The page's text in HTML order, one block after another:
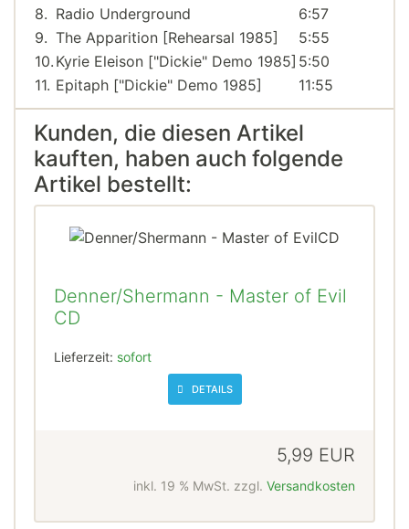
8. Radio Underground
6:57
9. The Apparition [Rehearsal 1985]
5:55
10. Kyrie Eleison ["Dickie" Demo 1985] 5:50
11. Epitaph ["Dickie" Demo 1985] 11:55
Kunden, die diesen Artikel
kauften, haben auch folgende
Artikel bestellt:
Denner/Shermann - Master of Evil
CD
Lieferzeit: sofort
DETAILS
5,99 EUR
inkl. 19 % MwSt. zzgl. Versandkosten